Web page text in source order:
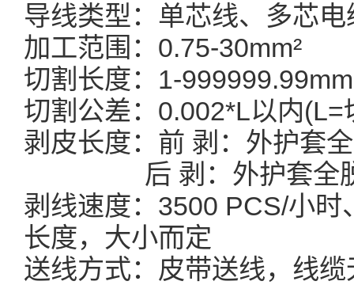
导线类型：单芯线、多芯
加工范围：0.75-30mm²
切割长度：1-999999.99mm
切割公差：0.002*L以内(L=
剥皮长度：前 剥：外护套
后 剥：外护套全脱
剥线速度：3500 PCS/小
长度，大小而定
送线方式：皮带送线，线